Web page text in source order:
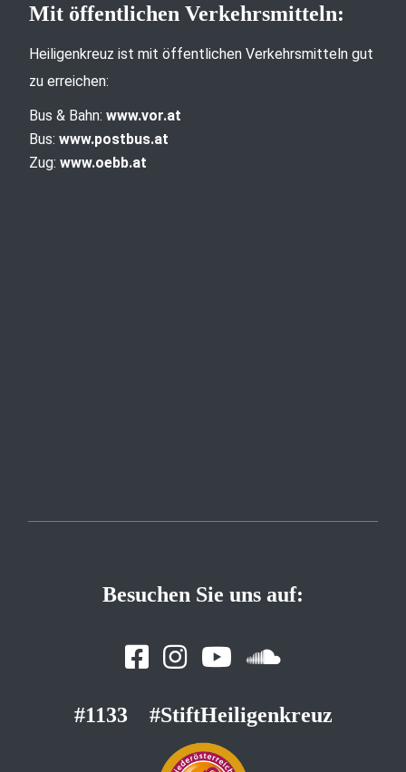
Mit öffentlichen Verkehrsmitteln:
Heiligenkreuz ist mit öffentlichen Verkehrsmitteln gut
zu erreichen:
Bus & Bahn: www.vor.at
Bus: www.postbus.at
Zug: www.oebb.at
Besuchen Sie uns auf:
#1133 #StiftHeiligenkreuz